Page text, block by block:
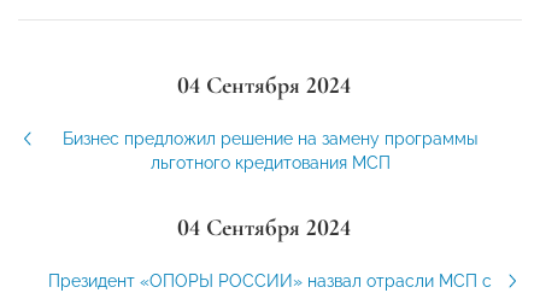
04 Сентября 2024
Бизнес предложил решение на замену программы
льготного кредитования МСП
04 Сентября 2024
Президент «ОПОРЫ РОССИИ» назвал отрасли МСП с